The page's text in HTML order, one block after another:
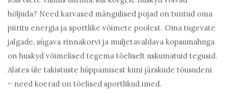
hõljuda? Need karvased mängulised pojad on tuntud oma
piiritu energia ja sportlike võimete poolest. Oma tugevate
jalgade, sügava rinnakorvi ja muljetavaldava kopsumahuga
on huskyd võimelised tegema tõeliselt uskumatuid tegusid.
Alates üle takistuste hüppamisest kuni järskude tõusudeni
– need koerad on tõelised sportlikud imed.